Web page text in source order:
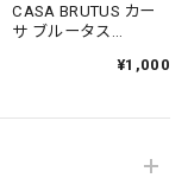
CASA BRUTUS カー
サ ブルータス
¥1,000